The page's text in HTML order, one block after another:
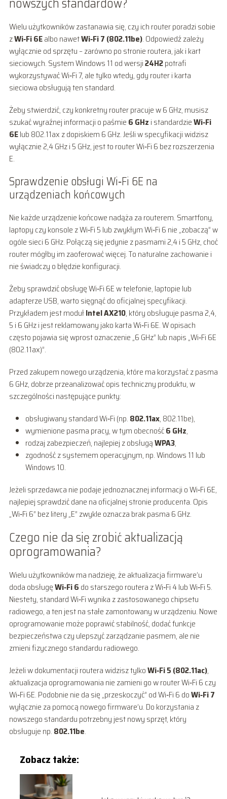
Wielu użytkowników zastanawia się, czy ich router poradzi sobie
zWi‑Fi 6Ealbo nawetWi‑Fi 7 (802.11be). Odpowiedź zależy
wyłącznie od sprzętu – zarówno po stronie routera, jak i kart
sieciowych. System Windows 11 od wersji24H2potrafi
wykorzystywać Wi‑Fi 7, ale tylko wtedy, gdy router i karta
sieciowa obsługują ten standard.
Żeby stwierdzić, czy konkretny router pracuje w 6 GHz, musisz
szukać wyraźnej informacji o paśmie 6 GHz i standardzieWi‑Fi
6Elub 802.11ax z dopiskiem 6 GHz. Jeśli w specyfikacji widzisz
wyłącznie 2,4 GHz i 5 GHz, jest to router Wi‑Fi 6 bez rozszerzenia
E.
Sprawdzenie obsługi Wi‑Fi 6E na
urządzeniach końcowych
Nie każde urządzenie końcowe nadąża za routerem. Smartfony,
laptopy czy konsole z Wi‑Fi 5 lub zwykłym Wi‑Fi 6 nie „zobaczą” w
ogóle sieci 6 GHz. Połączą się jedynie z pasmami 2,4 i 5 GHz, choć
router mógłby im zaoferować więcej. To naturalne zachowanie i
nie świadczy o błędzie konfiguracji.
Żeby sprawdzić obsługę Wi‑Fi 6E w telefonie, laptopie lub
adapterze USB, warto sięgnąć do oficjalnej specyfikacji.
Przykładem jest moduł Intel AX210, który obsługuje pasma 2,4,
5 i 6 GHz i jest reklamowany jako karta Wi‑Fi 6E. W opisach
często pojawia się wprost oznaczenie „6 GHz” lub napis „Wi‑Fi 6E
(802.11ax)”.
Przed zakupem nowego urządzenia, które ma korzystać z pasma
6 GHz, dobrze przeanalizować opis techniczny produktu, w
szczególności następujące punkty:
obsługiwany standard Wi‑Fi (np. 802.11ax, 802.11be),
wymienione pasma pracy, w tym obecność6 GHz,
rodzaj zabezpieczeń, najlepiej z obsługąWPA3,
zgodność z systemem operacyjnym, np. Windows 11 lub
Windows 10.
Jeżeli sprzedawca nie podaje jednoznacznej informacji o Wi‑Fi 6E,
najlepiej sprawdzić dane na oficjalnej stronie producenta. Opis
„Wi‑Fi 6” bez litery „E” zwykle oznacza brak pasma 6 GHz.
Czego nie da się zrobić aktualizacją
oprogramowania?
Wielu użytkowników ma nadzieję, że aktualizacja firmware’u
doda obsługęWi‑Fi 6 do starszego routera z Wi‑Fi 4 lub Wi‑Fi 5.
Niestety, standard Wi‑Fi wynika z zastosowanego chipsetu
radiowego, a ten jest na stałe zamontowany w urządzeniu. Nowe
oprogramowanie może poprawić stabilność, dodać funkcje
bezpieczeństwa czy ulepszyć zarządzanie pasmem, ale nie
zmieni fizycznego standardu radiowego.
Jeżeli w dokumentacji routera widzisz tylkoWi‑Fi 5 (802.11ac),
aktualizacja oprogramowania nie zamieni go w router Wi‑Fi 6 czy
Wi‑Fi 6E. Podobnie nie da się „przeskoczyć” od Wi‑Fi 6 doWi‑Fi 7
wyłącznie za pomocą nowego firmware’u. Do korzystania z
nowszego standardu potrzebny jest nowy sprzęt, który
obsługuje np. 802.11be.
Zobacz także: